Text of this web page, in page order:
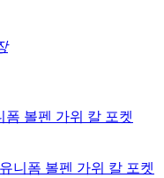
니폼 볼펜 가위 칼 포켓